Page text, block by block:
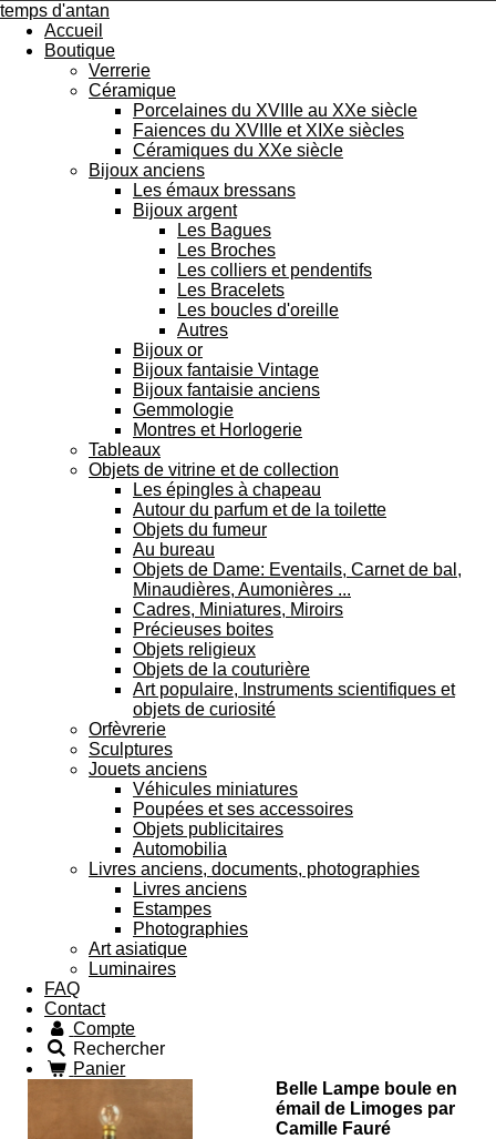
temps d'antan
Accueil
Boutique
Verrerie
Céramique
Porcelaines du XVIIIe au XXe siècle
Faiences du XVIIIe et XIXe siècles
Céramiques du XXe siècle
Bijoux anciens
Les émaux bressans
Bijoux argent
Les Bagues
Les Broches
Les colliers et pendentifs
Les Bracelets
Les boucles d'oreille
Autres
Bijoux or
Bijoux fantaisie Vintage
Bijoux fantaisie anciens
Gemmologie
Montres et Horlogerie
Tableaux
Objets de vitrine et de collection
Les épingles à chapeau
Autour du parfum et de la toilette
Objets du fumeur
Au bureau
Objets de Dame: Eventails, Carnet de bal,
Minaudières, Aumonières ...
Cadres, Miniatures, Miroirs
Précieuses boites
Objets religieux
Objets de la couturière
Art populaire, Instruments scientifiques et
objets de curiosité
Orfèvrerie
Sculptures
Jouets anciens
Véhicules miniatures
Poupées et ses accessoires
Objets publicitaires
Automobilia
Livres anciens, documents, photographies
Livres anciens
Estampes
Photographies
Art asiatique
Luminaires
FAQ
Contact
Compte
Rechercher
Panier
Belle Lampe boule en
émail de Limoges par
Camille Fauré